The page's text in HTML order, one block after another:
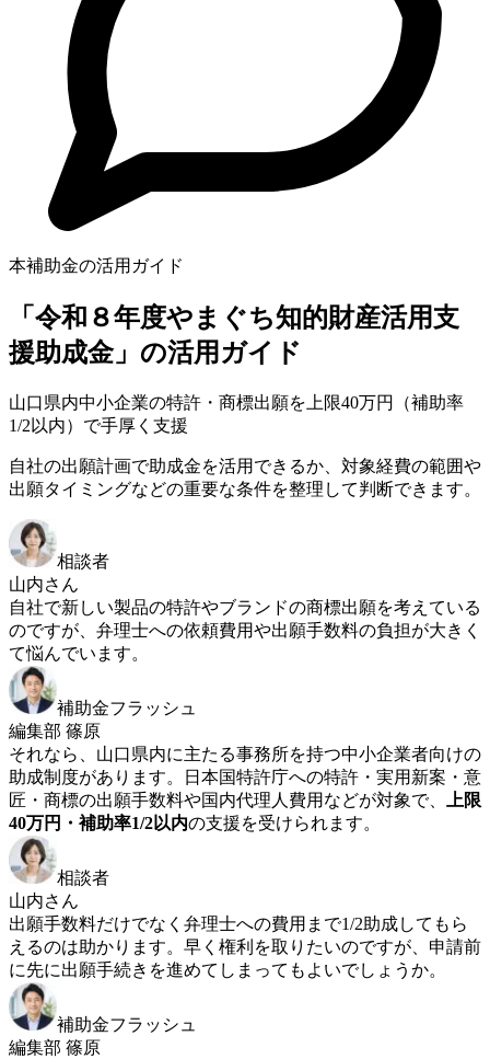
本補助金の活用ガイド
「令和８年度やまぐち知的財産活用支
援助成金」の活用ガイド
山口県内中小企業の特許・商標出願を上限40万円（補助率
1/2以内）で手厚く支援
自社の出願計画で助成金を活用できるか、対象経費の範囲や
出願タイミングなどの重要な条件を整理して判断できます。
相談者
山内さん
自社で新しい製品の特許やブランドの商標出願を考えている
のですが、弁理士への依頼費用や出願手数料の負担が大きく
て悩んでいます。
補助金フラッシュ
編集部 篠原
それなら、山口県内に主たる事務所を持つ中小企業者向けの
助成制度があります。日本国特許庁への特許・実用新案・意
匠・商標の出願手数料や国内代理人費用などが対象で、
上限
40万円・補助率1/2以内の支援を受けられます。
相談者
山内さん
出願手数料だけでなく弁理士への費用まで1/2助成してもら
えるのは助かります。早く権利を取りたいのですが、申請前
に先に出願手続きを進めてしまってもよいでしょうか。
補助金フラッシュ
編集部 篠原